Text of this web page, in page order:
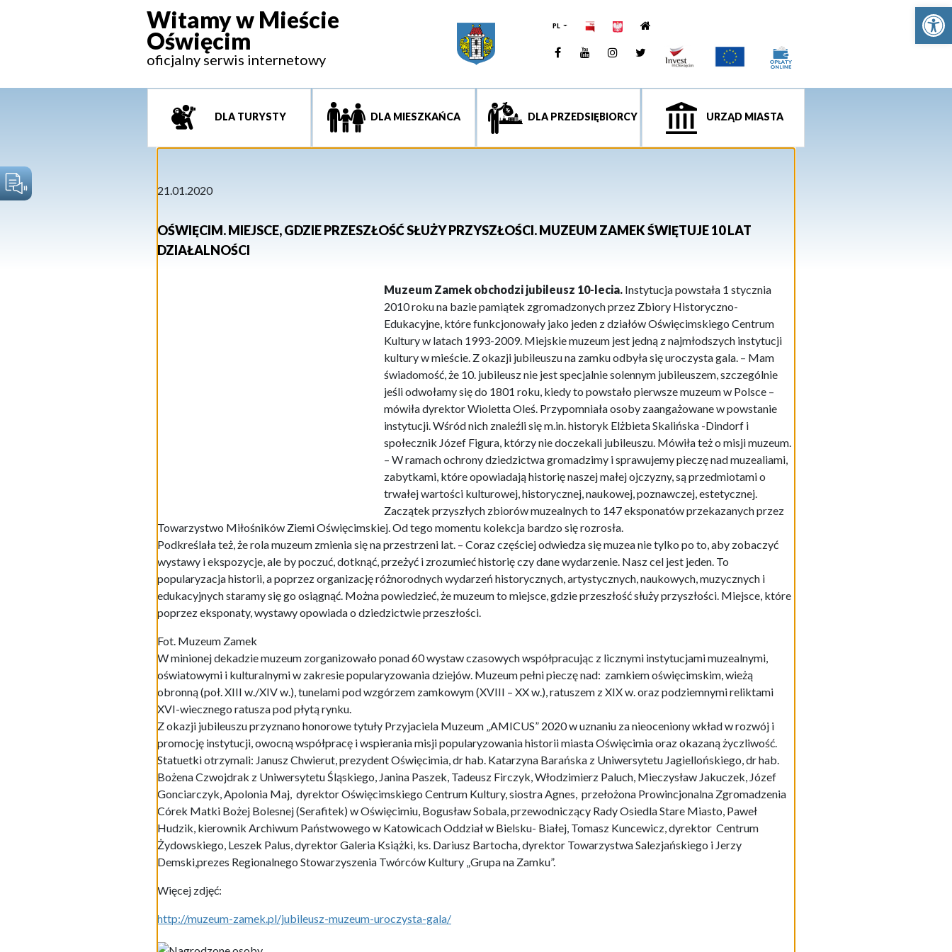
Witamy w Mieście
Oświęcim
oficjalny serwis internetowy
PL
FacebookYouTUbeInstagramTwitter
DLA TURYSTY DLA MIESZKAŃCA DLA PRZEDSIĘBIORCY URZĄD MIASTA
21.01.2020
OŚWIĘCIM. MIEJSCE, GDZIE PRZESZŁOŚĆ SŁUŻY PRZYSZŁOŚCI. MUZEUM ZAMEK ŚWIĘTUJE 10 LAT
DZIAŁALNOŚCI
Muzeum Zamek obchodzi jubileusz 10-lecia. Instytucja powstała 1 stycznia
2010 roku na bazie pamiątek zgromadzonych przez Zbiory Historyczno-
Edukacyjne, które funkcjonowały jako jeden z działów Oświęcimskiego Centrum
Kultury w latach 1993-2009. Miejskie muzeum jest jedną z najmłodszych instytucji kultury w mieście. Z okazji jubileuszu na zamku
odbyła się uroczysta gala. – Mam świadomość, że 10. jubileusz nie jest specjalnie solennym jubileuszem, szczególnie jeśli odwołamy
się do 1801 roku, kiedy to powstało pierwsze muzeum w Polsce – mówiła dyrektor Wioletta Oleś. Przypomniała osoby
zaangażowane w powstanie instytucji. Wśród nich znaleźli się m.in. historyk Elżbieta Skalińska -Dindorf i społecznik Józef Figura,
którzy nie doczekali jubileuszu. Mówiła też o misji muzeum. – W ramach ochrony dziedzictwa gromadzimy i sprawujemy pieczę nad
muzealiami, zabytkami, które opowiadają historię naszej małej ojczyzny, są przedmiotami o trwałej wartości kulturowej,
historycznej, naukowej, poznawczej, estetycznej. Zaczątek przyszłych zbiorów muzealnych to 147 eksponatów przekazanych przez
Towarzystwo Miłośników Ziemi Oświęcimskiej. Od tego momentu kolekcja bardzo się rozrosła.
Podkreślała też, że rola muzeum zmienia się na przestrzeni lat. – Coraz częściej odwiedza się muzea nie tylko po to, aby zobaczyć
wystawy i ekspozycje, ale by poczuć, dotknąć, przeżyć i zrozumieć historię czy dane wydarzenie. Nasz cel jest jeden. To
popularyzacja historii, a poprzez organizację różnorodnych wydarzeń historycznych, artystycznych, naukowych, muzycznych i
edukacyjnych staramy się go osiągnąć. Można powiedzieć, że muzeum to miejsce, gdzie przeszłość służy przyszłości. Miejsce, które
poprzez eksponaty, wystawy opowiada o dziedzictwie przeszłości.
Fot. Muzeum Zamek
W minionej dekadzie muzeum zorganizowało ponad 60 wystaw czasowych współpracując z licznymi instytucjami muzealnymi,
oświatowymi i kulturalnymi w zakresie popularyzowania dziejów. Muzeum pełni pieczę nad: zamkiem oświęcimskim, wieżą
obronną (poł. XIII w./XIV w.), tunelami pod wzgórzem zamkowym (XVIII – XX w.), ratuszem z XIX w. oraz podziemnymi reliktami
XVI-wiecznego ratusza pod płytą rynku.
Z okazji jubileuszu przyznano honorowe tytuły Przyjaciela Muzeum „AMICUS” 2020 w uznaniu za nieoceniony wkład w rozwój i
promocję instytucji, owocną współpracę i wspierania misji popularyzowania historii miasta Oświęcimia oraz okazaną życzliwość.
Statuetki otrzymali: Janusz Chwierut, prezydent Oświęcimia, dr hab. Katarzyna Barańska z Uniwersytetu Jagiellońskiego, dr hab.
Bożena Czwojdrak z Uniwersytetu Śląskiego, Janina Paszek, Tadeusz Firczyk, Włodzimierz Paluch, Mieczysław Jakuczek, Józef
Gonciarczyk, Apolonia Maj, dyrektor Oświęcimskiego Centrum Kultury, siostra Agnes, przełożona Prowincjonalna Zgromadzenia
Córek Matki Bożej Bolesnej (Serafitek) w Oświęcimiu, Bogusław Sobala, przewodniczący Rady Osiedla Stare Miasto, Paweł
Hudzik, kierownik Archiwum Państwowego w Katowicach Oddział w Bielsku- Białej, Tomasz Kuncewicz, dyrektor Centrum
Żydowskiego, Leszek Palus, dyrektor Galeria Książki, ks. Dariusz Bartocha, dyrektor Towarzystwa Salezjańskiego i Jerzy
Demski,prezes Regionalnego Stowarzyszenia Twórców Kultury „Grupa na Zamku”.
Więcej zdjęć:
http://muzeum-zamek.pl/jubileusz-muzeum-uroczysta-gala/